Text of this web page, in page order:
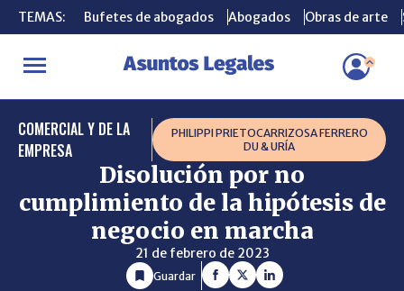
TEMAS: Bufetes de abogados Abogados Obras de arte
INICIO CONSULTORIO Disolución por no cumplimiento de la
TEMAS: Bufetes de abogados Abogados Obras de arte
COMERCIAL Y DE LA
EMPRESA
PHILIPPI PRIETOCARRIZOSA FERRERO
DU & URÍA
Disolución por no
cumplimiento de la hipótesis de
negocio en marcha
21 de febrero de 2023
Guardar